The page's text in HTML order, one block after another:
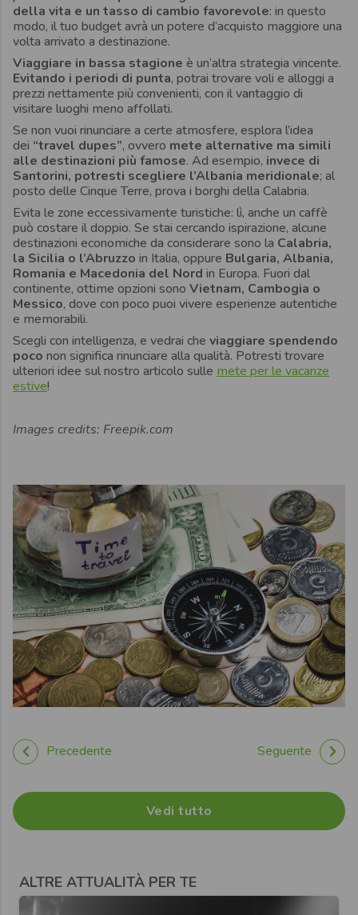
della vita e un tasso di cambio favorevole: in questo
modo, il tuo budget avrà un potere d’acquisto maggiore una
volta arrivato a destinazione.
Viaggiare in bassa stagione è un’altra strategia vincente.
Evitando i periodi di punta, potrai trovare voli e alloggi a
prezzi nettamente più convenienti, con il vantaggio di
visitare luoghi meno affollati.
Se non vuoi rinunciare a certe atmosfere, esplora l’idea
dei “travel dupes”, ovvero mete alternative ma simili
alle destinazioni più famose. Ad esempio, invece di
Santorini, potresti scegliere l’Albania meridionale; al
posto delle Cinque Terre, prova i borghi della Calabria.
Evita le zone eccessivamente turistiche: lì, anche un caffè
può costare il doppio. Se stai cercando ispirazione, alcune
destinazioni economiche da considerare sono la Calabria,
la Sicilia o l’Abruzzo in Italia, oppure Bulgaria, Albania,
Romania e Macedonia del Nord in Europa. Fuori dal
continente, ottime opzioni sono Vietnam, Cambogia o
Messico, dove con poco puoi vivere esperienze autentiche
e memorabili.
Scegli con intelligenza, e vedrai che viaggiare spendendo
poco non significa rinunciare alla qualità. Potresti trovare
ulteriori idee sul nostro articolo sulle mete per le vacanze
estive!
Images credits: Freepik.com
Precedente Seguente
Vedi tutto
ALTRE ATTUALITÀ PER TE